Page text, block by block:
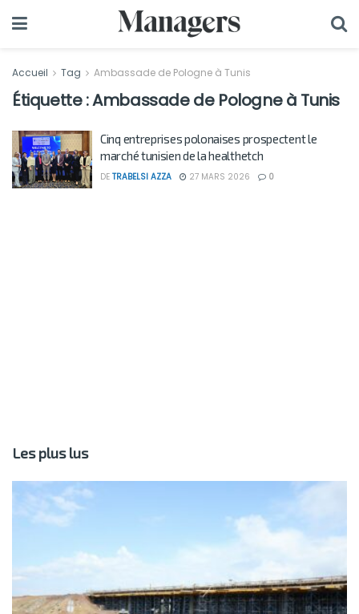
Accueil Tag Ambassade de Pologne à Tunis
Étiquette :Ambassade de Pologne à Tunis
Cinq entreprises polonaises prospectent le
marché tunisien de la healthetch
DE TRABELSI AZZA 27 MARS 2026 0
Les plus lus